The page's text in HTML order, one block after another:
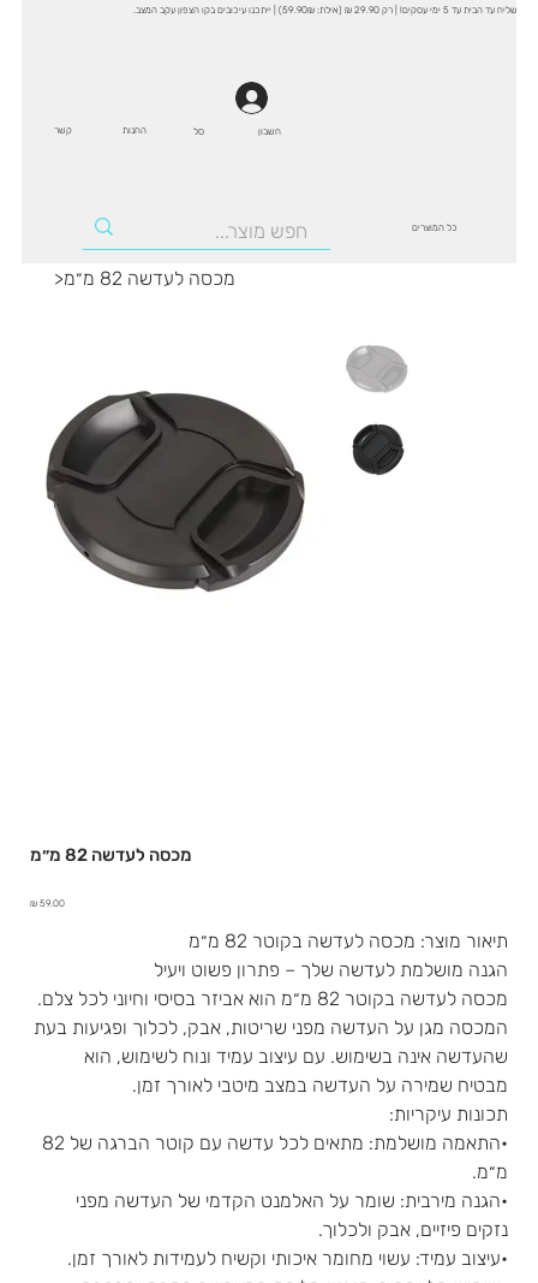
שליח עד הבית עד 5 ימי עסקים! | רק 29.90 ₪ (אילת: 59.90₪) | ייתכנו עיכובים בקו הצפון עקב המצב.
חשבון סל קשר החנות
כל המוצרים
> מכסה לעדשה 82 מ״מ
מכסה לעדשה 82 מ״מ
מחיר ‏59.00 ‏₪
תיאור מוצר: מכסה לעדשה בקוטר 82 מ״מ
הגנה מושלמת לעדשה שלך – פתרון פשוט ויעיל
מכסה לעדשה בקוטר 82 מ״מ הוא אביזר בסיסי וחיוני לכל צלם.
המכסה מגן על העדשה מפני שריטות, אבק, לכלוך ופגיעות בעת
שהעדשה אינה בשימוש. עם עיצוב עמיד ונוח לשימוש, הוא
מבטיח שמירה על העדשה במצב מיטבי לאורך זמן.
תכונות עיקריות:
•התאמה מושלמת: מתאים לכל עדשה עם קוטר הברגה של 82
מ״מ.
•הגנה מירבית: שומר על האלמנט הקדמי של העדשה מפני
נזקים פיזיים, אבק ולכלוך.
•עיצוב עמיד: עשוי מחומר איכותי וקשיח לעמידות לאורך זמן.